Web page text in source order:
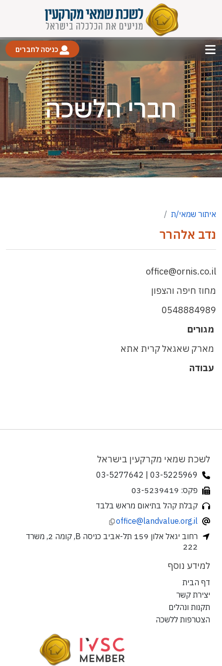
כניסה לחברים
חברי הלשכה
איתור שמאי/ת
נדב אלהרר
office@ornis.co.il
מחוז חיפה והצפון
0548884989
מגורים
מארק שאגאל קרית אתא
עבודה
לשכת שמאי מקרקעין בישראל
03-5225969 | 03-5277642
פקס: 03-5239419
קבלת קהל בתיאום מראש בלבד
office@landvalue.org.il
רחוב יגאל אלון 159 תל-אביב כניסה B, קומה 2, משרד
222
למידע נוסף
דף הבית
יצירת קשר
תקנות ונהלים
הצטרפות ללשכה